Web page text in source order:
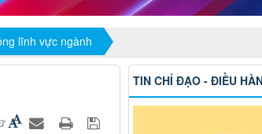
lĩnh vực ngành
TIN CHỈ ĐẠO - ĐIỀU